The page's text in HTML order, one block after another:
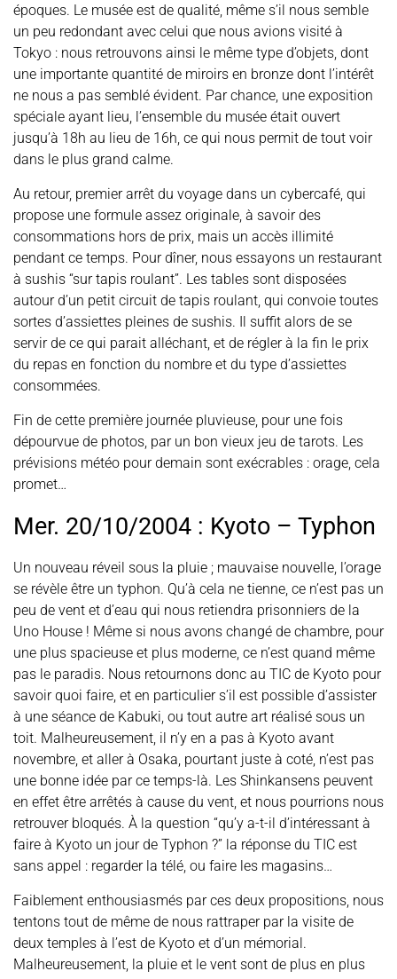
époques. Le musée est de qualité, même s’il nous semble
un peu redondant avec celui que nous avions visité à
Tokyo : nous retrouvons ainsi le même type d’objets, dont
une importante quantité de miroirs en bronze dont l’intérêt
ne nous a pas semblé évident. Par chance, une exposition
spéciale ayant lieu, l’ensemble du musée était ouvert
jusqu’à 18h au lieu de 16h, ce qui nous permit de tout voir
dans le plus grand calme.
Au retour, premier arrêt du voyage dans un cybercafé, qui
propose une formule assez originale, à savoir des
consommations hors de prix, mais un accès illimité
pendant ce temps. Pour dîner, nous essayons un restaurant
à sushis “sur tapis roulant”. Les tables sont disposées
autour d’un petit circuit de tapis roulant, qui convoie toutes
sortes d’assiettes pleines de sushis. Il suffit alors de se
servir de ce qui parait alléchant, et de régler à la fin le prix
du repas en fonction du nombre et du type d’assiettes
consommées.
Fin de cette première journée pluvieuse, pour une fois
dépourvue de photos, par un bon vieux jeu de tarots. Les
prévisions météo pour demain sont exécrables : orage, cela
promet…
Mer. 20/10/2004 : Kyoto – Typhon
Un nouveau réveil sous la pluie ; mauvaise nouvelle, l’orage
se révèle être un typhon. Qu’à cela ne tienne, ce n’est pas un
peu de vent et d’eau qui nous retiendra prisonniers de la
Uno House ! Même si nous avons changé de chambre, pour
une plus spacieuse et plus moderne, ce n’est quand même
pas le paradis. Nous retournons donc au TIC de Kyoto pour
savoir quoi faire, et en particulier s’il est possible d’assister
à une séance de Kabuki, ou tout autre art réalisé sous un
toit. Malheureusement, il n’y en a pas à Kyoto avant
novembre, et aller à Osaka, pourtant juste à coté, n’est pas
une bonne idée par ce temps-là. Les Shinkansens peuvent
en effet être arrêtés à cause du vent, et nous pourrions nous
retrouver bloqués. À la question “qu’y a-t-il d’intéressant à
faire à Kyoto un jour de Typhon ?” la réponse du TIC est
sans appel : regarder la télé, ou faire les magasins…
Faiblement enthousiasmés par ces deux propositions, nous
tentons tout de même de nous rattraper par la visite de
deux temples à l’est de Kyoto et d’un mémorial.
Malheureusement, la pluie et le vent sont de plus en plus